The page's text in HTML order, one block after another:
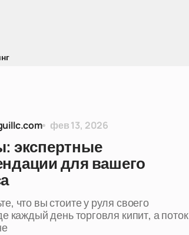
фев 13, 2026
экспертные
для вашего
что вы стоите у руля своего
каждый день торговля кипит, а поток